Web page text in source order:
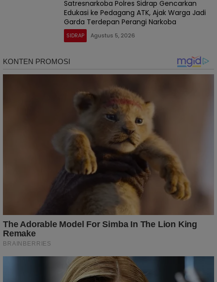
Satresnarkoba Polres Sidrap Gencarkan
Edukasi ke Pedagang ATK, Ajak Warga Jadi
Garda Terdepan Perangi Narkoba
SIDRAP Agustus 5, 2026